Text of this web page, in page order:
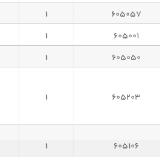
۶۰۵۰۵۷ ۱
۶۰۵۰۰۱ ۱
۶۰۵۰۵۰ ۱
۶۰۵۲۰۳ ۱
۶۰۵۱۰۶ ۱